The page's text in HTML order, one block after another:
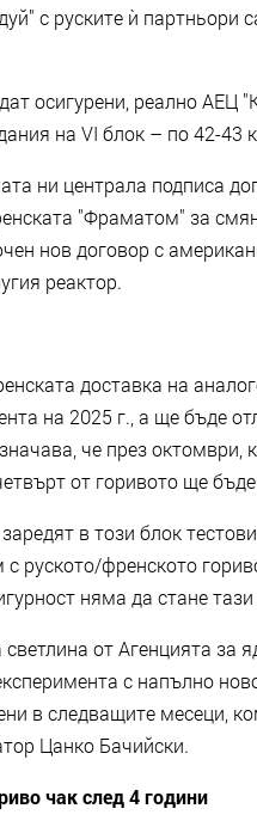
с руските ѝ партньори
осигурени, реално АЕЦ
на VІ блок – по 42-43
ни централа подписа
"Фраматом" за
нов договор с
реактор.
доставка на
на 2025 г., а ще бъде
че през октомври,
от горивото ще
в този блок
руското/френското
няма да стане тази
от Агенцията за
с напълно
в следващите месеци,
Цанко Бачийски.
чак след 4 години